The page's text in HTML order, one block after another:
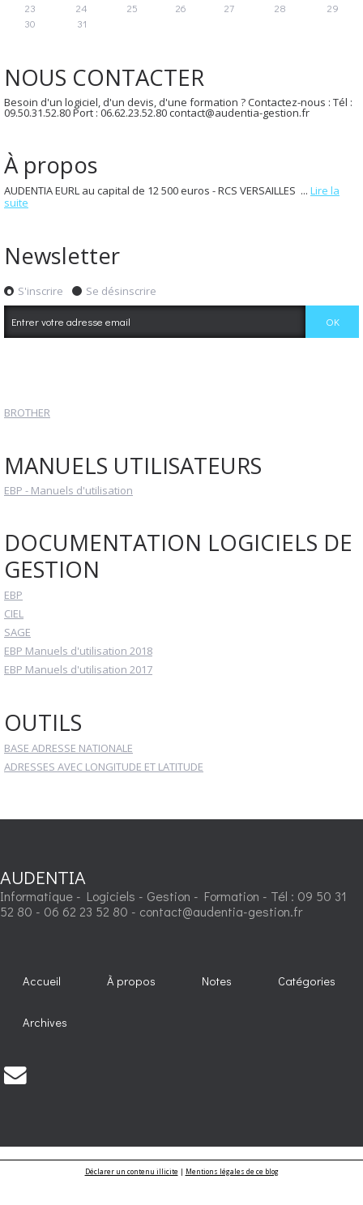
23
24 25 26 27 28
29
30
31
NOUS CONTACTER
Besoin d'un logiciel, d'un devis, d'une formation ? Contactez-nous : Tél :
09.50.31.52.80 Port : 06.62.23.52.80 contact@audentia-gestion.fr
À propos
AUDENTIA EURL au capital de 12 500 euros - RCS VERSAILLES ... Lire la
suite
Newsletter
S'inscrire Se désinscrire
BROTHER
MANUELS UTILISATEURS
EBP - Manuels d'utilisation
DOCUMENTATION LOGICIELS DE
GESTION
EBP
CIEL
SAGE
EBP Manuels d'utilisation 2018
EBP Manuels d'utilisation 2017
OUTILS
BASE ADRESSE NATIONALE
ADRESSES AVEC LONGITUDE ET LATITUDE
AUDENTIA
Informatique - Logiciels - Gestion - Formation - Tél : 09 50 31
52 80 - 06 62 23 52 80 - contact@audentia-gestion.fr
Accueil À propos Notes Catégories
Archives
Déclarer un contenu illicite| Mentions légales de ce blog